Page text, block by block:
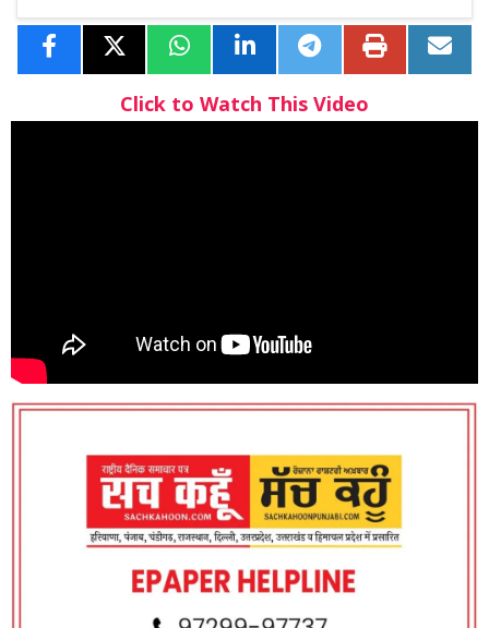
Click to Watch This Video